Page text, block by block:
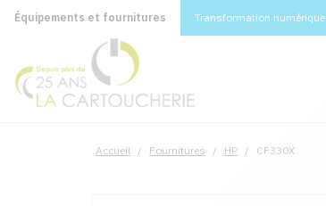
Équipements et fournitures Transformation numérique
Accueil / Fournitures / HP / CF330X